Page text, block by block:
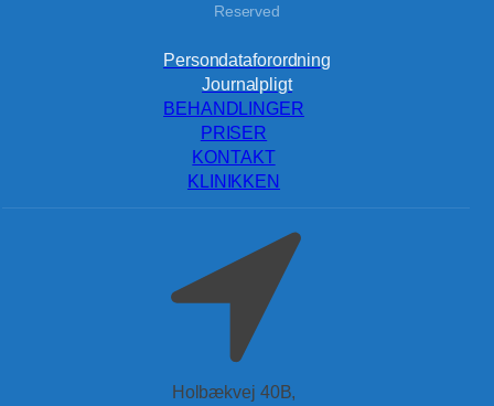
Reserved
Persondataforordning
Journalpligt
BEHANDLINGER
PRISER
KONTAKT
KLINIKKEN
Holbækvej 40B,